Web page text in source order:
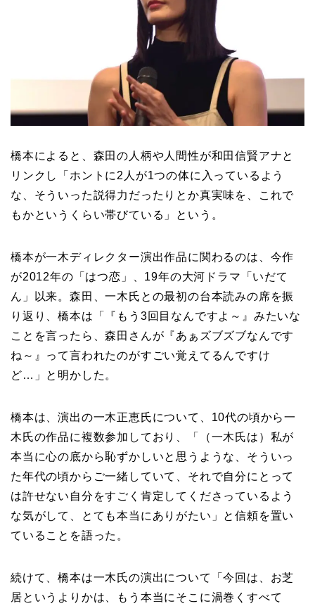
橋本によると、森田の人柄や人間性が和田信賢アナと
リンクし「ホントに2人が1つの体に入っているよう
な、そういった説得力だったりとか真実味を、これで
もかというくらい帯びている」という。
橋本が一木ディレクター演出作品に関わるのは、今作
が2012年の「はつ恋」、19年の大河ドラマ「いだて
ん」以来。森田、一木氏との最初の台本読みの席を振
り返り、橋本は「『もう3回目なんですよ～』みたいな
ことを言ったら、森田さんが『あぁズブズブなんです
ね～』って言われたのがすごい覚えてるんですけ
ど…」と明かした。
橋本は、演出の一木正恵氏について、10代の頃から一
木氏の作品に複数参加しており、「（一木氏は）私が
本当に心の底から恥ずかしいと思うような、そういっ
た年代の頃からご一緒していて、それで自分にとって
は許せない自分をすごく肯定してくださっているよう
な気がして、とても本当にありがたい」と信頼を置い
ていることを語った。
続けて、橋本は一木氏の演出について「今回は、お芝
居というよりかは、もう本当にそこに渦巻くすべて